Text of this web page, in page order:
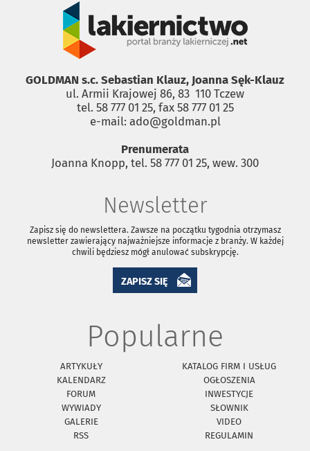
GOLDMAN s.c. Sebastian Klauz, Joanna Sęk-Klauz
ul. Armii Krajowej 86, 83 ­ 110 Tczew
tel. 58 777 01 25, fax 58 777 01 25
e-mail: ado@goldman.pl
Prenumerata
Joanna Knopp, tel. 58 777 01 25, wew. 300
Newsletter
Zapisz się do newslettera. Zawsze na początku tygodnia otrzymasz
newsletter zawierający najważniejsze informacje z branży. W każdej
chwili będziesz mógł anulować subskrypcję.
ZAPISZ SIĘ
Popularne
ARTYKUŁY
KATALOG FIRM I USŁUG
KALENDARZ
OGŁOSZENIA
FORUM
INWESTYCJE
WYWIADY
SŁOWNIK
GALERIE
VIDEO
RSS
REGULAMIN